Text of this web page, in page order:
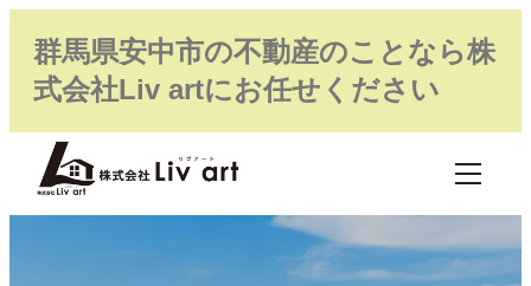
群馬県安中市の不動産のことなら株
式会社Liv artにお任せください